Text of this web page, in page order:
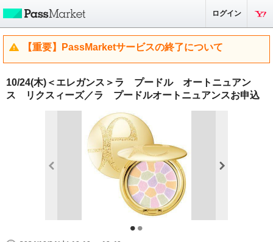
ログイン
【重要】PassMarketサービスの終了について
10/24(木)＜エレガンス＞ラ プードル オートニュアン
ス リクスィーズ／ラ プードルオートニュアンスお申込